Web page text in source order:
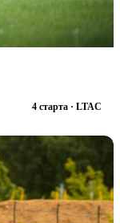
4 старта · LTAC